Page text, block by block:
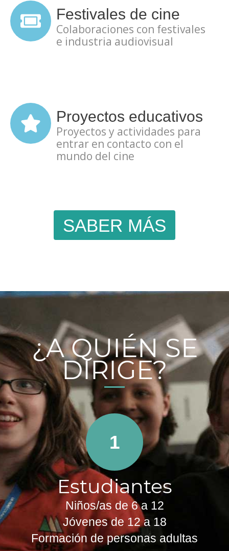
Festivales de cine
Colaboraciones con festivales
e industria audiovisual
Proyectos educativos
Proyectos y actividades para
entrar en contacto con el
mundo del cine
SABER MÁS
¿A QUIÉN SE
DIRIGE?
1
Estudiantes
Niños/as de 6 a 12
Jóvenes de 12 a 18
Formación de personas adultas